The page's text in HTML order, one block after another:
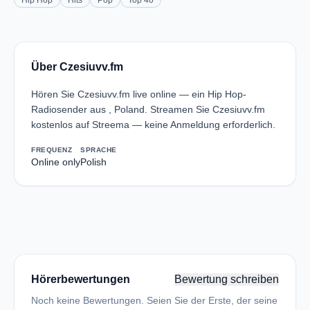
Über Czesiuvv.fm
Hören Sie Czesiuvv.fm live online — ein Hip Hop-
Radiosender aus , Poland. Streamen Sie Czesiuvv.fm
kostenlos auf Streema — keine Anmeldung erforderlich.
FREQUENZ
Online only
SPRACHE
Polish
Hörerbewertungen Bewertung schreiben
Noch keine Bewertungen. Seien Sie der Erste, der seine